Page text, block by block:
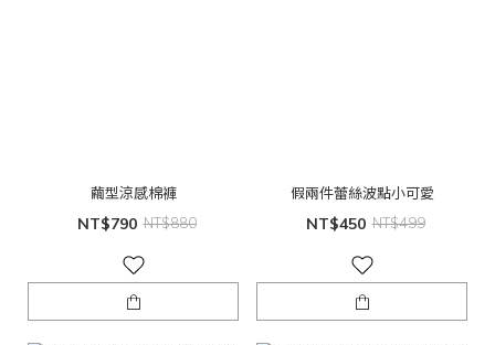
繭型涼感棉褲
NT$790 NT$880
假兩件蕾絲波點小可愛
NT$450 NT$499